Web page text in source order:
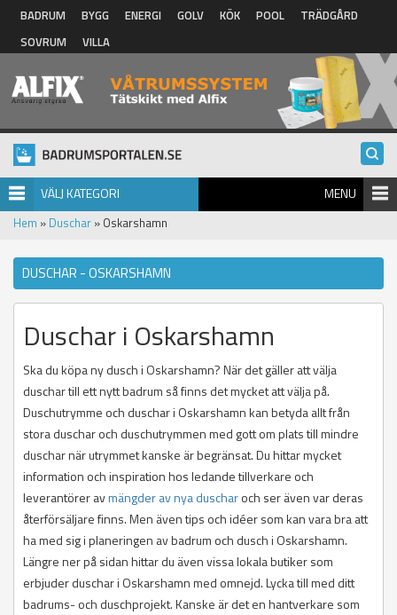
Hoppa till huvudinnehåll
BADRUM BYGG ENERGI GOLV KÖK POOL
TRÄDGÅRD
SOVRUM
VILLA
VÄLJ KATEGORI MENU
Hem » Duschar » Oskarshamn
DUSCHAR - OSKARSHAMN
Duschar i Oskarshamn
Ska du köpa ny dusch i Oskarshamn? När det gäller att välja
duschar till ett nytt badrum så finns det mycket att välja på.
Duschutrymme och duschar i Oskarshamn kan betyda allt från
stora duschar och duschutrymmen med gott om plats till mindre
duschar när utrymmet kanske är begränsat. Du hittar mycket
information och inspiration hos ledande tillverkare och
leverantörer avmängder av nya duscharoch ser även var deras
återförsäljare finns. Men även tips och idéer som kan vara bra att
ha med sig i planeringen av badrum och dusch i Oskarshamn.
Längre ner på sidan hittar du även vissa lokala butiker som
erbjuder duschar i Oskarshamn med omnejd. Lycka till med ditt
badrums- och duschprojekt. Kanske är det en hantverkare som